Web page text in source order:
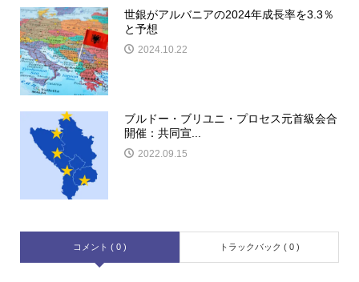
世銀がアルバニアの2024年成長率を3.3％
と予想
2024.10.22
ブルドー・ブリユニ・プロセス元首級会合
開催：共同宣...
2022.09.15
コメント ( 0 ) トラックバック ( 0 )